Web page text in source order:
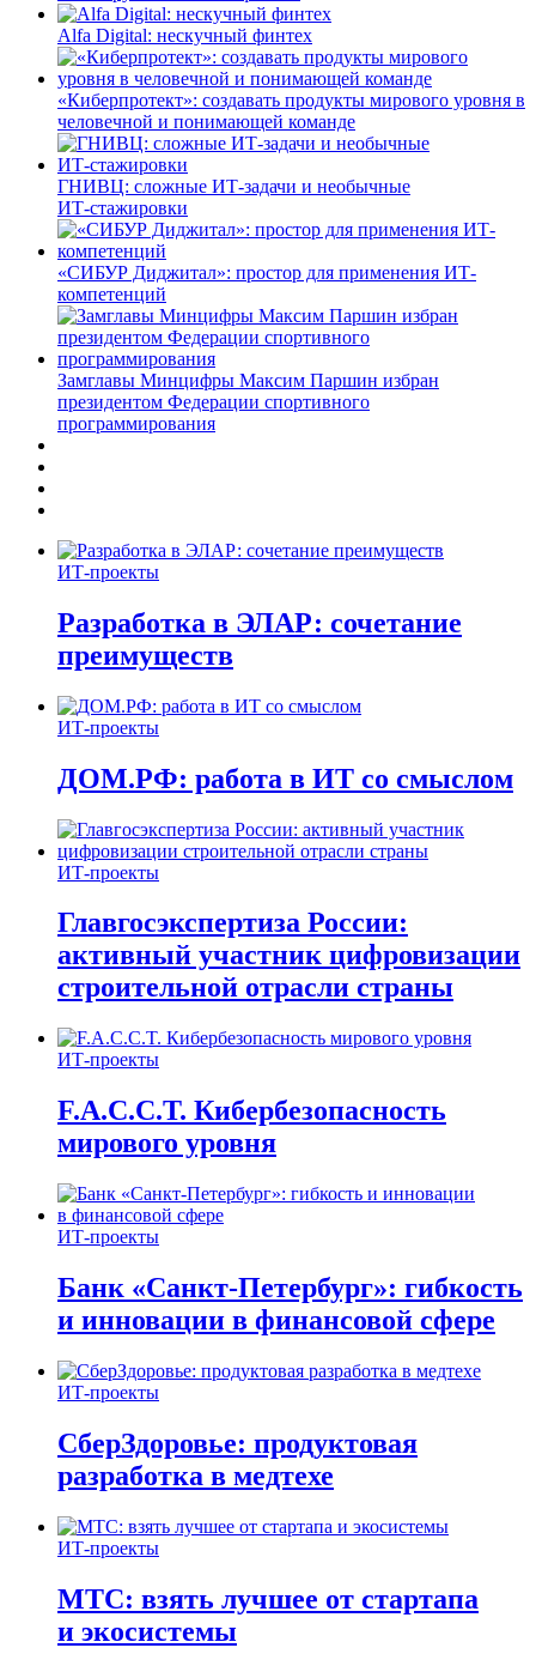
Alfa Digital: нескучный финтех
«Киберпротект»: создавать продукты мирового уровня в
человечной и понимающей команде
ГНИВЦ: сложные ИТ‑задачи и необычные
ИТ‑стажировки
«СИБУР Диджитал»: простор для применения ИТ-
компетенций
Замглавы Минцифры Максим Паршин избран
президентом Федерации спортивного
программирования
ИТ-проекты
Разработка в ЭЛАР: сочетание
преимуществ
ИТ-проекты
ДОМ.РФ: работа в ИТ со смыслом
ИТ-проекты
Главгосэкспертиза России:
активный участник цифровизации
строительной отрасли страны
ИТ-проекты
F.A.C.C.T. Кибербезопасность
мирового уровня
ИТ-проекты
Банк «Санкт-Петербург»: гибкость
и инновации в финансовой сфере
ИТ-проекты
СберЗдоровье: продуктовая
разработка в медтехе
ИТ-проекты
МТС: взять лучшее от стартапа
и экосистемы